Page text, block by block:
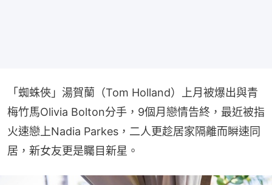
「蜘蛛俠」湯賀蘭（Tom Holland）上月被爆出與青
梅竹馬Olivia Bolton分手，9個月戀情告終，最近被指
火速戀上Nadia Parkes，二人更趁居家隔離而瞬速同
居，新女友更是矚目新星。